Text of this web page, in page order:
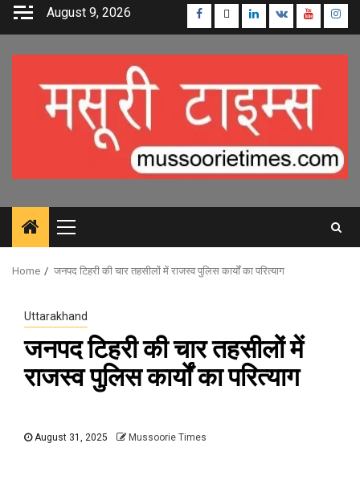
Skip
August 9, 2026 Facebook
TwitterLinkedin
VK Youtube
Primary
Menu
Home जनपद टिहरी की चार तहसीलों में राजस्व पुलिस कार्यों का परित्याग
Uttarakhand
जनपद टिहरी की चार तहसीलों में
राजस्व पुलिस कार्यों का परित्याग
August 31, 2025 Mussoorie Times